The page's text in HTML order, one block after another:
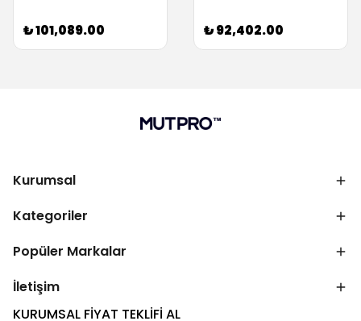
₺ 101,089.00 ₺ 92,402.00
Kurumsal
Kategoriler
Popüler Markalar
İletişim
KURUMSAL FİYAT TEKLİFİ AL